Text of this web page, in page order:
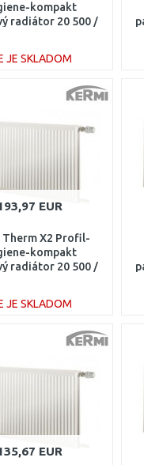
kompakt
radiátor 20 500 /
JE SKLADOM
DO KOŠÍKA
Porovnať
EUR
Therm X2 Profil-
kompakt
radiátor 20 500 /
JE SKLADOM
DO KOŠÍKA
Porovnať
EUR